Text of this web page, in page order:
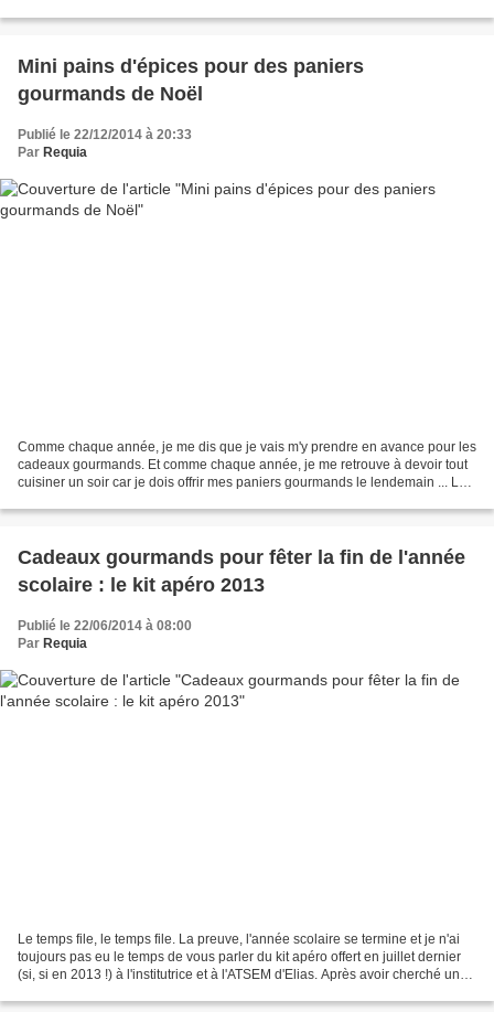
Mini pains d'épices pour des paniers
gourmands de Noël
Publié le 22/12/2014 à 20:33
Par Requia
Comme chaque année, je me dis que je vais m'y prendre en avance pour les
cadeaux gourmands. Et comme chaque année, je me retrouve à devoir tout
cuisiner un soir car je dois offrir mes paniers gourmands le lendemain ... La
Cadeaux gourmands pour fêter la fin de l'année
scolaire : le kit apéro 2013
Publié le 22/06/2014 à 08:00
Par Requia
Le temps file, le temps file. La preuve, l'année scolaire se termine et je n'ai
toujours pas eu le temps de vous parler du kit apéro offert en juillet dernier
(si, si en 2013 !) à l'institutrice et à l'ATSEM d'Elias. Après avoir cherché une